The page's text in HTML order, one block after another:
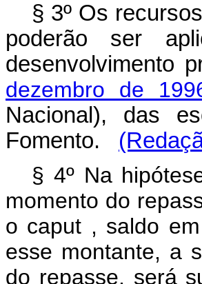
§ 3º Os
poderão ser
desenvolvimento
dezembro de
Nacional), das
Fomento.
§ 4º Na
momento do
o caput , saldo
esse montante, a
do repasse, será